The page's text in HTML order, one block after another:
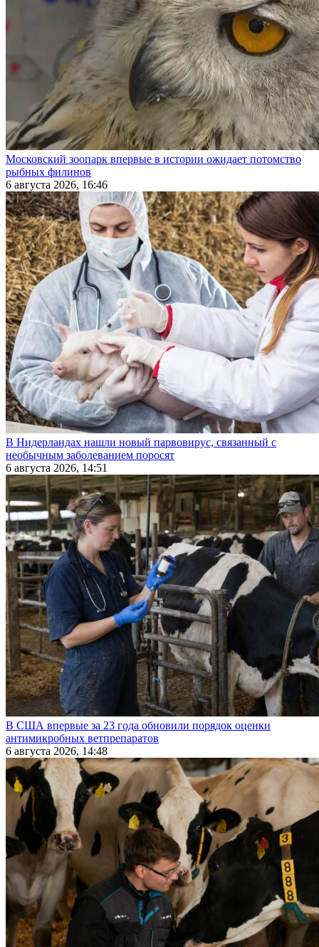
Московский зоопарк впервые в истории ожидает потомство
рыбных филинов
6 августа 2026, 16:46
В Нидерландах нашли новый парвовирус, связанный с
необычным заболеванием поросят
6 августа 2026, 14:51
В США впервые за 23 года обновили порядок оценки
антимикробных ветпрепаратов
6 августа 2026, 14:48